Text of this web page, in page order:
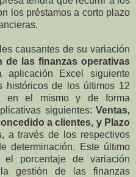
los préstamos a corto plazo
causantes de su variación
de las finanzas operativas
Excel siguiente
históricos de los últimos 12
en el mismo y de forma
siguientes: Ventas,
a clientes, y Plazo
a través de los respectivos
determinación. Este último
porcentaje de variación
gestión de las finanzas